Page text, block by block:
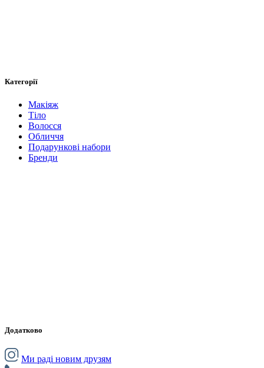
Категорії
Макіяж
Тіло
Волосся
Обличчя
Подарункові набори
Бренди
Додатково
Ми раді новим друзям